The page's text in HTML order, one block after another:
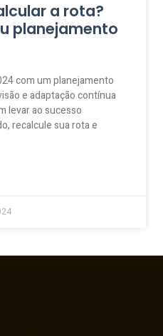
a rota?
planejamento
com um planejamento
e adaptação contínua
levar ao sucesso
recalcule sua rota e